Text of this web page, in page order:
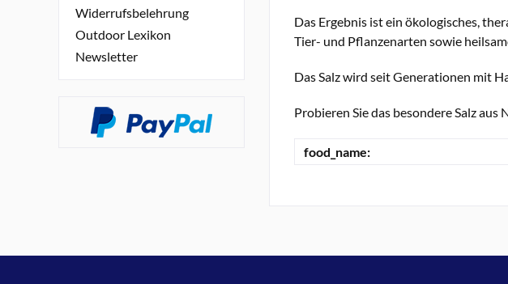
Widerrufsbelehrung
Outdoor Lexikon
Newsletter
Das Ergebnis ist ein ökologisches,
Tier- und Pflanzenarten sowie
Das Salz wird seit Generationen mit
Probieren Sie das besondere Salz
food_name: